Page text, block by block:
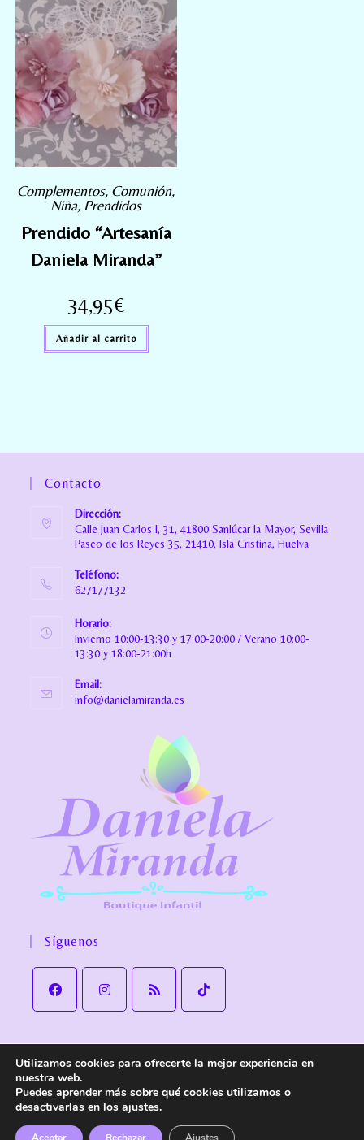
Complementos, Comunión,
Niña, Prendidos
Prendido “Artesanía
Daniela Miranda”
34,95€
Añadir al carrito
Contacto
Dirección:
Calle Juan Carlos I, 31, 41800 Sanlúcar la Mayor, Sevilla
Paseo de los Reyes 35, 21410, Isla Cristina, Huelva
Teléfono:
627177132
Horario:
Invierno 10:00-13:30 y 17:00-20:00 / Verano 10:00-
13:30 y 18:00-21:00h
Email:
info@danielamiranda.es
Síguenos
Aviso Legal Política de Privacidad
Política de cookies
Política de Envío y devoluciones
Accesibilidad
reservados.
Utilizamos cookies para ofrecerte la mejor experiencia en
nuestra web.
Puedes aprender más sobre qué cookies utilizamos o
desactivarlas en los ajustes.